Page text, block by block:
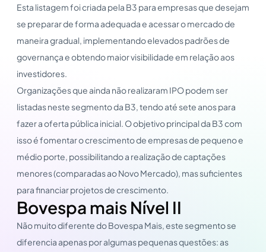
Esta listagem foi criada pela B3 para empresas que desejam
se preparar de forma adequada e acessar o mercado de
maneira gradual, implementando elevados padrões de
governança e obtendo maior visibilidade em relação aos
investidores.
Organizações que ainda não realizaram IPO podem ser
listadas neste segmento da B3, tendo até sete anos para
fazer a oferta pública inicial. O objetivo principal da B3 com
isso é fomentar o crescimento de empresas de pequeno e
médio porte, possibilitando a realização de captações
menores (comparadas ao Novo Mercado), mas suficientes
para financiar projetos de crescimento.
Bovespa mais Nível II
Não muito diferente do Bovespa Mais, este segmento se
diferencia apenas por algumas pequenas questões: as